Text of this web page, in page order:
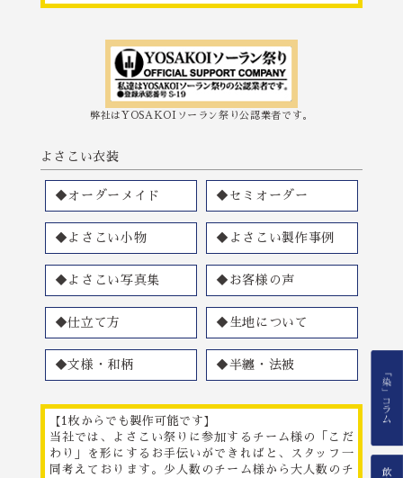
弊社はYOSAKOIソーラン祭り公認業者です。
よさこい衣装
◆オーダーメイド ◆セミオーダー
◆よさこい小物 ◆よさこい製作事例
◆よさこい写真集 ◆お客様の声
◆仕立て方 ◆生地について
◆文様・和柄 ◆半纏・法被
【1枚からでも製作可能です】
当社では、よさこい祭りに参加するチーム様の「こだ
わり」を形にするお手伝いができればと、スタッフ一
同考えております。少人数のチーム様から大人数のチ